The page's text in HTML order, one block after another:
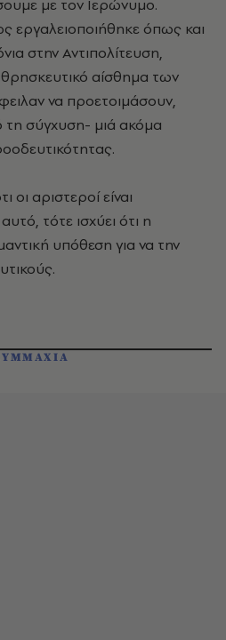
με τον Ιερώνυμο.
εργαλειοποιήθηκε όπως και
στην Αντιπολίτευση,
αίσθημα των
να προετοιμάσουν,
σύγχυση- μιά ακόμα
οι αριστεροί είναι
τότε ισχύει ότι η
υπόθεση για να την